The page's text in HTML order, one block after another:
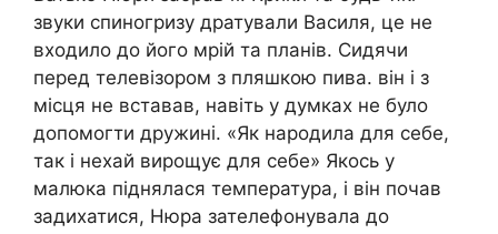
звуки спиногризу дратували Василя, це не
входило до його мрій та планів. Сидячи
перед телевізором з пляшкою пива. він і з
місця не вставав, навіть у думках не було
допомогти дружині. «Як наpодила для себе,
так і нехай вирощує для себе» Якось у
малюка піднялася температура, і він почав
задихатися, Нюра зателефонувала до